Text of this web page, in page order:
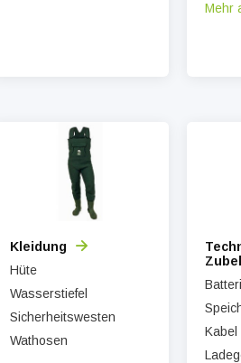
Mehr
Kleidung
Hüte
Wasserstiefel
Sicherheitswesten
Wathosen
Kabel